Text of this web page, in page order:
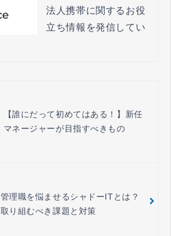
法人携帯に関するお役
立ち情報を発信してい
【誰にだって初めてはある！】新任
マネージャーが目指すべきもの
管理職を悩ませるシャドーITとは？
取り組むべき課題と対策